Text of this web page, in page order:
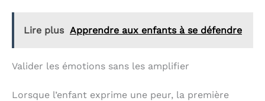
Lire plus Apprendre aux enfants à se défendre
Valider les émotions sans les amplifier
Lorsque l’enfant exprime une peur, la première